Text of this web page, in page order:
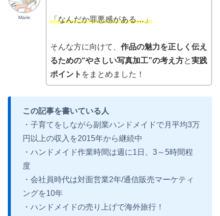
Marie 「なんだか罪悪感がある…」
そんな方に向けて、 作品の魅力を正しく伝え
るための“やさしい写真加工”の考え方と実践
ポイント をまとめました！
この記事を書いている人
・子育てをしながら副業ハンドメイドで月平均3万
円以上の収入を2015年から継続中
・ハンドメイド作業時間は週に1日、3～5時間程
度
・会社員時代は対面営業2年/通信販売マーケティ
ングを10年
・ハンドメイドの売り上げで海外旅行！